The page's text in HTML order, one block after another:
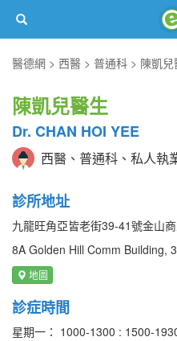
醫德網
西醫 普通科 陳凱兒
陳凱兒醫生
Dr. CHAN HOI YEE
西醫、普通科、私人執
診所地址
九龍旺角亞皆老街39-41號金山
8A Golden Hill Comm Building,
地圖
診症時間
星期一： 1000-1300 : 1500-